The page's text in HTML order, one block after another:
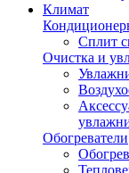
Климат
Сплит
Очистка и
Обогреватели